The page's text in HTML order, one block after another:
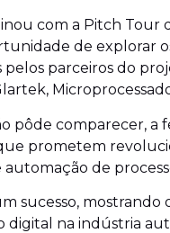
com a Pitch Tour
de explorar
pelos parceiros do
pôde comparecer, a
prometem
automação de
sucesso, mostrando
digital na indústria